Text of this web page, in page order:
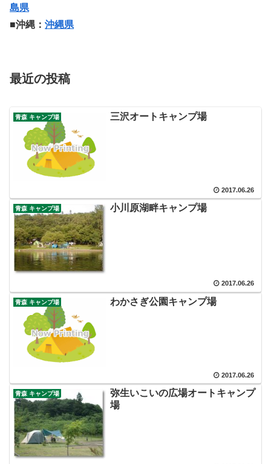
島県
■沖縄： 沖縄県
最近の投稿
青森 キャンプ場 三沢オートキャンプ場
2017.06.26
青森 キャンプ場 小川原湖畔キャンプ場
2017.06.26
青森 キャンプ場 わかさぎ公園キャンプ場
2017.06.26
青森 キャンプ場
弥生いこいの広場オートキャンプ
場